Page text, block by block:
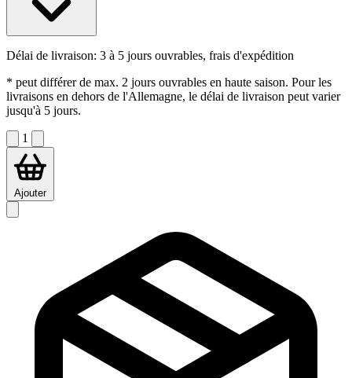
Délai de livraison: 3 à 5 jours ouvrables, frais d'expédition
* peut différer de max. 2 jours ouvrables en haute saison. Pour les
livraisons en dehors de l'Allemagne, le délai de livraison peut varier
jusqu'à 5 jours.
1
Ajouter